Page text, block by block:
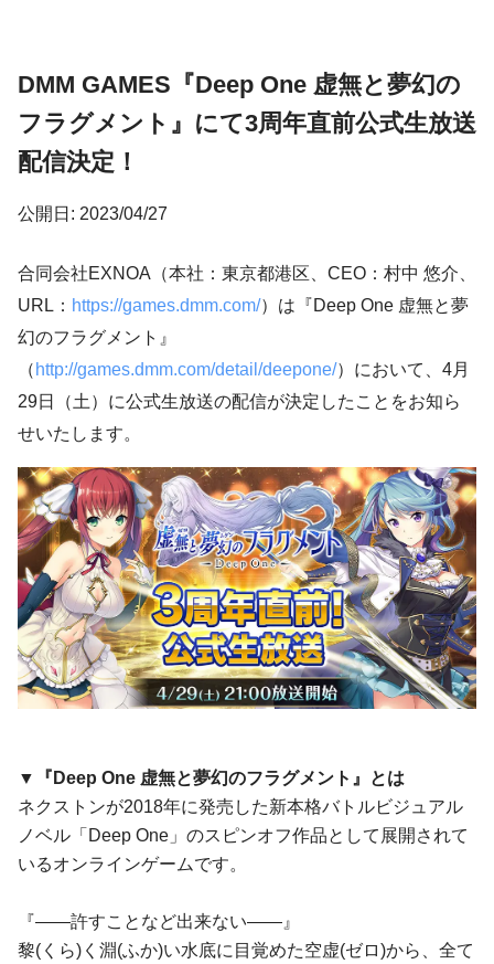
DMM GAMES『Deep One 虚無と夢幻の
フラグメント』にて3周年直前公式生放送
配信決定！
公開日: 2023/04/27
合同会社EXNOA（本社：東京都港区、CEO：村中 悠介、
URL： https://games.dmm.com/）は『Deep One 虚無と夢
幻のフラグメント』
（ http://games.dmm.com/detail/deepone/）において、4月
29日（土）に公式生放送の配信が決定したことをお知ら
せいたします。
▼ 『 Deep One 虚無と夢幻のフラグメント 』
とは
ネクストンが2018年に発売した新本格バトルビジュアル
ノベル「Deep One」のスピンオフ作品として展開されて
いるオンラインゲームです。
『――許すことなど出来ない――』
黎(くら)く淵(ふか)い水底に目覚めた空虚(ゼロ)から、全て